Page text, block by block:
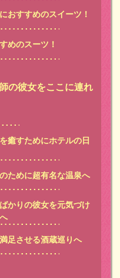
おすすめのスイーツ！
めのスーツ！
の彼女をここに連れ
癒すためにホテルの日
ために超有名な温泉へ
かりの彼女を元気づけ
足させる酒蔵巡りへ